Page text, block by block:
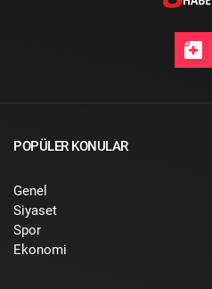
POPÜLER KONULAR
Genel
Siyaset
Spor
Ekonomi